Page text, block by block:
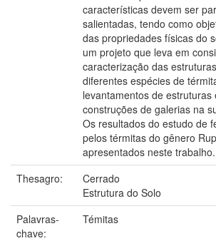
características devem ser
salientadas, tendo como
das propriedades físicas do
um projeto que leva em
caracterização das
diferentes espécies de
levantamentos de estruturas
construções de galerias na
Os resultados do estudo de
pelos térmitas do gênero
apresentados neste trabalho.
Thesagro:
Cerrado
Estrutura do Solo
Palavras-
chave:
Témitas